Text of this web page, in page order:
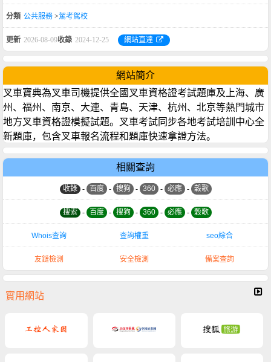
分類 公共服務 >駕考駕校
更新 2026-08-09收錄 2024-12-25 網站直達
網站簡介
叉車寶典為叉車司機提供全國叉車資格證考試題庫及上海、廣
州、福州、南京、大連、青島、天津、杭州、北京等熱門城市
地方叉車資格證模擬試題。叉車考試同步各地考試培訓中心全
新題庫，包含叉車報名流程和題庫快速拿證方法。
相關查詢
收錄 - 百度 - 搜狗 - 360 - 必應 - 穀歌
搜索 - 百度 - 搜狗 - 360 - 必應 - 穀歌
Whois查詢 查詢權重 seo綜合
友鏈檢測 安全檢測 備案查詢
實用網站